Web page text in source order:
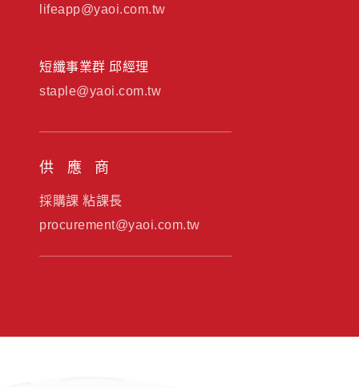
lifeapp@yaoi.com.tw
短纖事業群 邱經理
staple@yaoi.com.tw
供應商
採購課 粘課長
procurement@yaoi.com.tw